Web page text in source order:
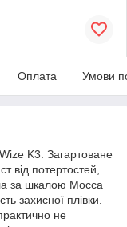
Оплата Умови
K3. Загартоване
від потертостей,
за шкалою Мосса
захисної плівки.
не